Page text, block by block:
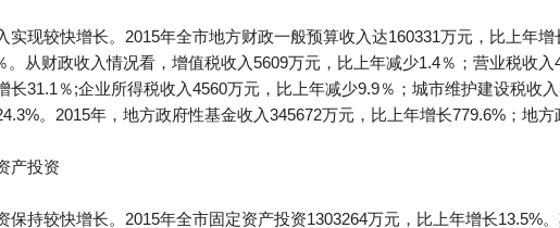
实现较快增长。2015年全市地方财政一般预算收入达160331万元，比上年
。从财政收入情况看，增值税收入5609万元，比上年减少1.4％；营业税收
长31.1％;企业所得税收入4560万元，比上年减少9.9％；城市维护建设税收
。2015年，地方政府性基金收入345672万元，比上年增长779.6%；地
产投资
保持较快增长。2015年全市固定资产投资1303264万元，比上年增长13.5%